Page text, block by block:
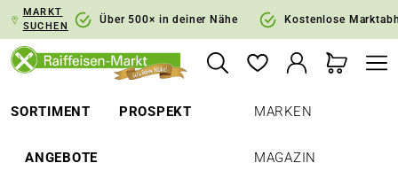
Zur Hauptnavigation springen
MARKT
SUCHEN
Über 500× in deiner Nähe Kostenlose
SORTIMENT PROSPEKT
ANGEBOTE
MARKEN
MAGAZIN